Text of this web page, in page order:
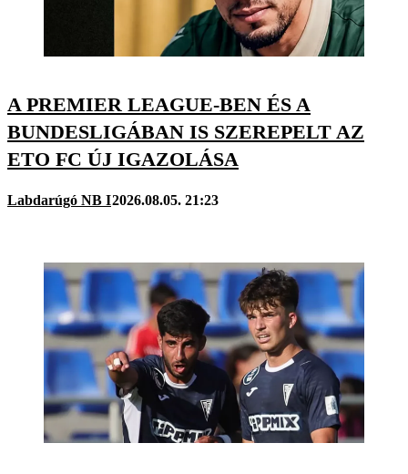
A PREMIER LEAGUE-BEN ÉS A
BUNDESLIGÁBAN IS SZEREPELT AZ
ETO FC ÚJ IGAZOLÁSA
Labdarúgó NB I2026.08.05. 21:23